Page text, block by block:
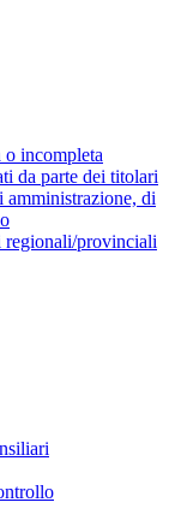
o incompleta
da parte dei titolari
di
provinciali